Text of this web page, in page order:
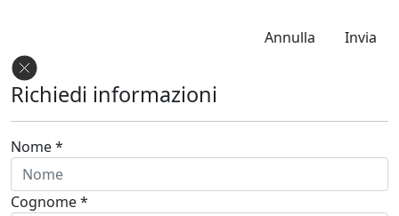
Annulla Invia
Richiedi informazioni
Nome *
Cognome *